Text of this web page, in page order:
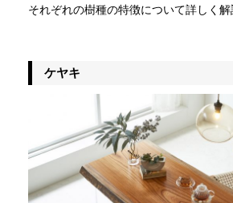
それぞれの樹種の特徴について詳しく解
ケヤキ